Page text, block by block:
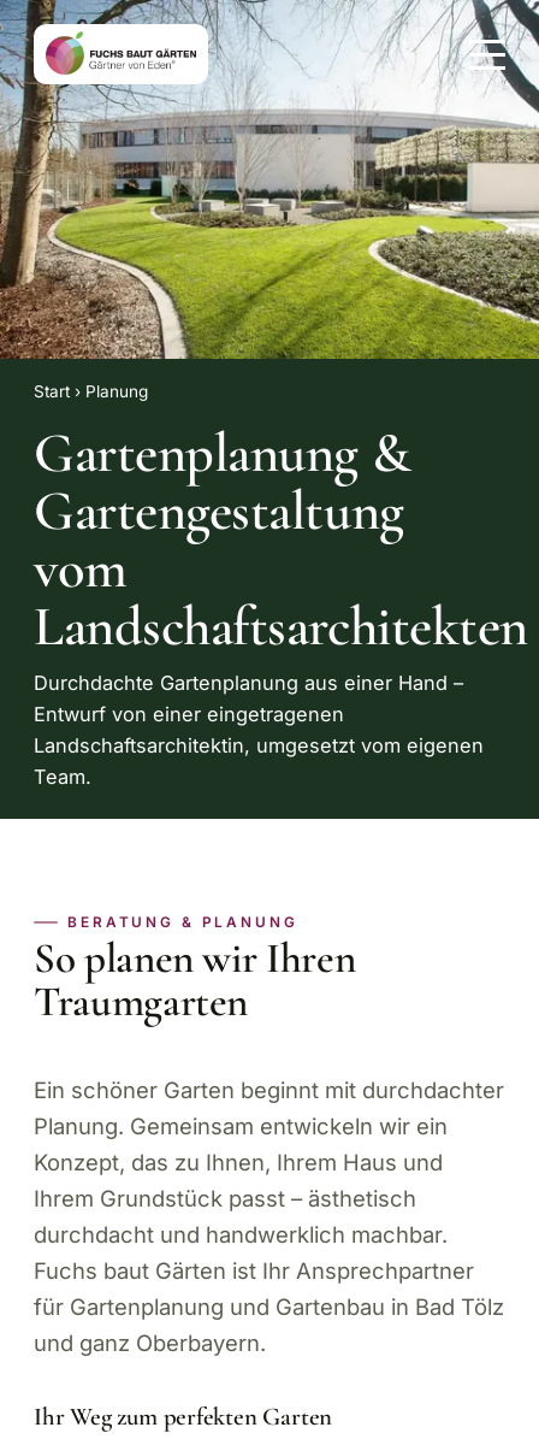
Start › Planung
Gartenplanung &
Gartengestaltung
vom
Landschaftsarchitekten
Durchdachte Gartenplanung aus einer Hand –
Entwurf von einer eingetragenen
Landschaftsarchitektin, umgesetzt vom eigenen
Team.
BERATUNG & PLANUNG
So planen wir Ihren
Traumgarten
Ein schöner Garten beginnt mit durchdachter
Planung. Gemeinsam entwickeln wir ein
Konzept, das zu Ihnen, Ihrem Haus und
Ihrem Grundstück passt – ästhetisch
durchdacht und handwerklich machbar.
Fuchs baut Gärten ist Ihr Ansprechpartner
für Gartenplanung und Gartenbau in Bad Tölz
und ganz Oberbayern.
Ihr Weg zum perfekten Garten